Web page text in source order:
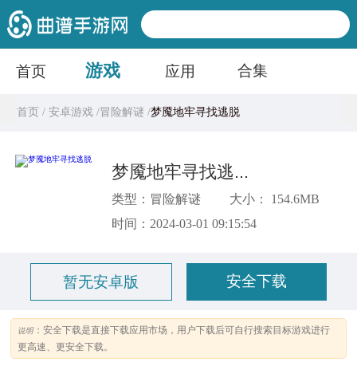
首页 游戏 应用 合集
首页 /安卓游戏 /冒险解谜 /梦魇地牢寻找逃脱
梦魇地牢寻找逃脱
类型：冒险解谜
大小： 154.6MB
时间：2024-03-01 09:15:54
暂无安卓版 安全下载
说明：安全下载是直接下载应用市场，用户下载后可自行搜索目标游戏进行
更高速、更安全下载。